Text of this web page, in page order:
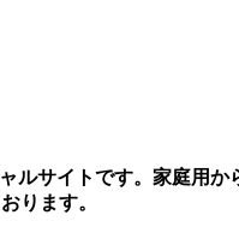
ルサイトです。家庭用か
ります。